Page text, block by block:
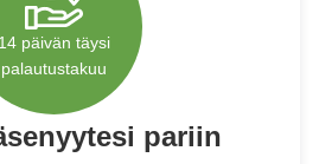
Slovenčina
Slovakia
Bahasa indonesia
Indonesia
Čeština
14 päivän täysi
palautustakuu
pariin